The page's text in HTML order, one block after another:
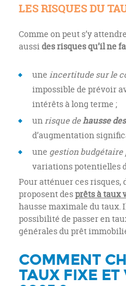
LES RISQUES DU
Comme on peut s’y
aussides risques qu’il ne
une incertitude sur le
impossible de prévoir
intérêts à long terme ;
unrisque dehausse
d’augmentation
une gestion budgétaire
variations potentielles
Pour atténuer ces risques,
proposent desprêts à taux
hausse maximale du taux.
possibilité de passer en
générales du prêt
COMMENT
TAUX FIXE